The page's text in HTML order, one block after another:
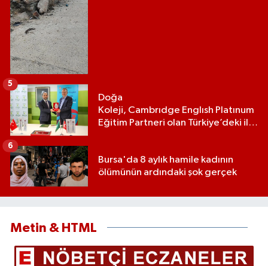
Doğa
Koleji, Cambrıdge Englısh Platınum
Eğitim Partneri olan Türkiye’deki ilk
5
Bursa'da 8 aylık hamile kadının
ölümünün ardındaki şok gerçek
6
Metin & HTML